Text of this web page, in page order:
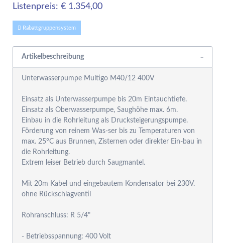
Listenpreis: € 1.354,00
Rabattgruppensystem
Artikelbeschreibung
Unterwasserpumpe Multigo M40/12 400V
Einsatz als Unterwasserpumpe bis 20m Eintauchtiefe.
Einsatz als Oberwasserpumpe, Saughöhe max. 6m.
Einbau in die Rohrleitung als Drucksteigerungspumpe.
Förderung von reinem Was-ser bis zu Temperaturen von
max. 25°C aus Brunnen, Zisternen oder direkter Ein-bau in
die Rohrleitung.
Extrem leiser Betrieb durch Saugmantel.
Mit 20m Kabel und eingebautem Kondensator bei 230V.
ohne Rückschlagventil
Rohranschluss: R 5/4"
- Betriebsspannung: 400 Volt